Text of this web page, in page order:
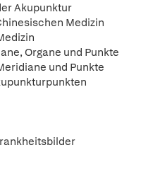
Akupunktur
Medizin
Organe und Punkte
und Punkte